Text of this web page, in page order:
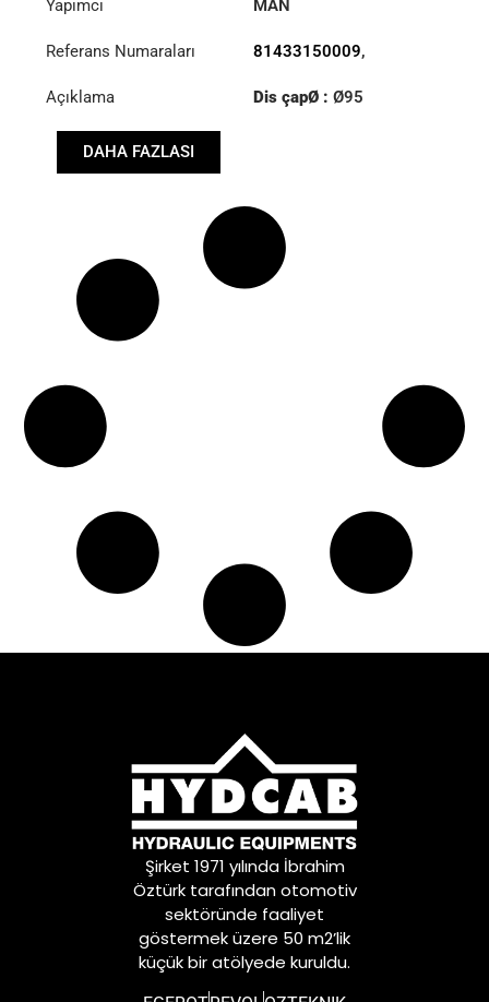
Yapımcı MAN
Referans Numaraları 81433150009,
Açıklama
Dis çapØ :Ø95
Kalınlık: (mm): :
DAHA FAZLASI
Şirket 1971 yılında İbrahim
Öztürk tarafından otomotiv
sektöründe faaliyet
göstermek üzere 50 m2’lik
küçük bir atölyede kuruldu.